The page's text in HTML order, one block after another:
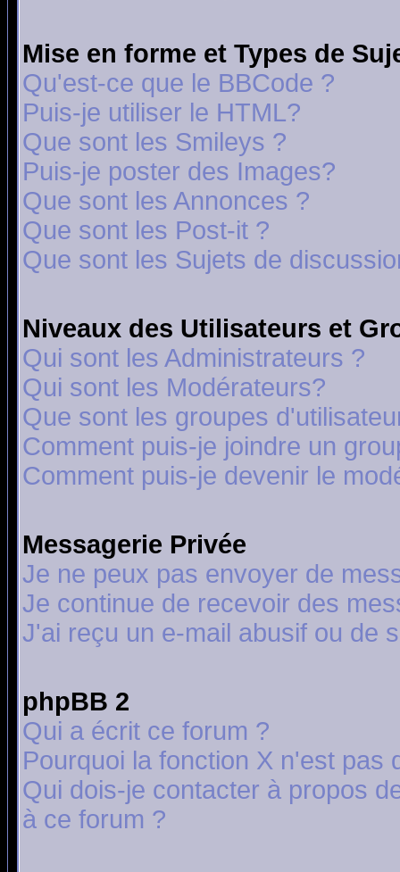
Mise en forme et Types de
Qu'est-ce que le BBCode ?
Puis-je utiliser le HTML?
Que sont les Smileys ?
Puis-je poster des Images?
Que sont les Annonces ?
Que sont les Post-it ?
Que sont les Sujets de
Niveaux des Utilisateurs et
Qui sont les Administrateurs ?
Qui sont les Modérateurs?
Que sont les groupes
Comment puis-je joindre un
Comment puis-je devenir le
Messagerie Privée
Je ne peux pas envoyer de
Je continue de recevoir des
J'ai reçu un e-mail abusif ou de
phpBB 2
Qui a écrit ce forum ?
Pourquoi la fonction X n'est pas
Qui dois-je contacter à propos
à ce forum ?